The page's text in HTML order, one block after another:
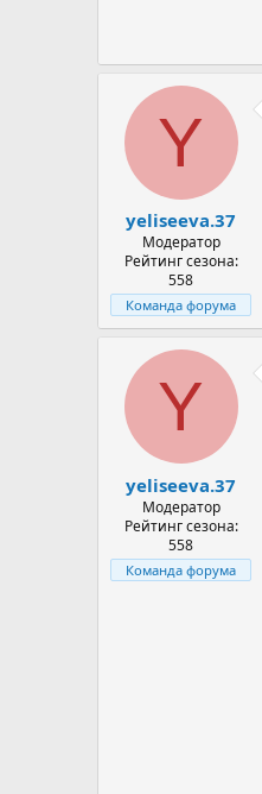
Y
yeliseeva.37
Модератор
Рейтинг сезона:
558
Команда форума
Y
yeliseeva.37
Модератор
Рейтинг сезона:
558
Команда форума